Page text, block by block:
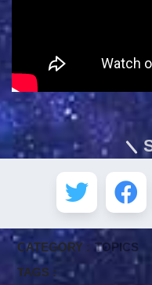
CATEGORY : TOPICS
TAGS :